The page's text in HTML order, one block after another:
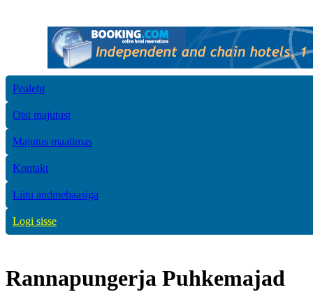
Pealeht
Otsi majutust
Majutus maailmas
Kontakt
Liitu andmebaasiga
Logi sisse
Rannapungerja Puhkemajad